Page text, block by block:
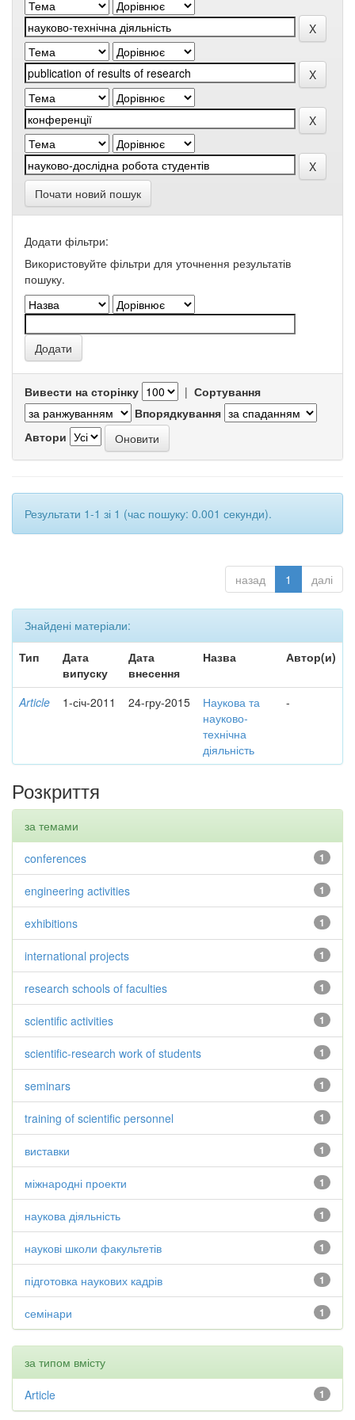
Почати новий пошук
Додати фільтри:
Використовуйте фільтри для уточнення результатів
пошуку.
Вивести на сторінку | Сортування
Впорядкування
Автори
Результати 1-1 зі 1 (час пошуку: 0.001 секунди).
назад 1 далі
Знайдені матеріали:
Тип
Дата
випуску
Дата
внесення
Назва Автор(и)
Article 1-січ-2011 24-гру-2015
Наукова та
науково-
технічна
діяльність
-
Розкриття
за темами
1
conferences
1
engineering activities
1
exhibitions
1
international projects
1
research schools of faculties
1
scientific activities
1
scientific-research work of students
1
seminars
1
training of scientific personnel
1
виставки
1
міжнародні проекти
1
наукова діяльність
1
наукові школи факультетів
1
підготовка наукових кадрів
1
семінари
за типом вмісту
1
Article